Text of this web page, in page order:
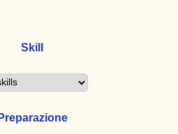
Skill
Preparazione